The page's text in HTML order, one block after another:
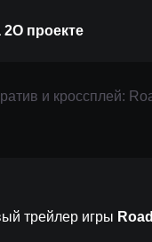
2О проекте
и кроссплей:
трейлер игры